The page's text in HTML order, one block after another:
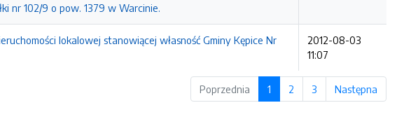
nr 102/9 o pow. 1379 w Warcinie.
lokalowej stanowiącej własność Gminy Kępice Nr
2012-08-03
11:07
Poprzednia 1 2 3 Następna